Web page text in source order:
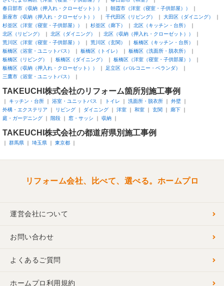
春日部市（収納（押入れ・クローゼット））
朝霞市（洋室（寝室・子供部屋））
新座市（収納（押入れ・クローゼット））
千代田区（リビング）
大田区（ダイニング）
杉並区（洋室（寝室・子供部屋））
杉並区（廊下）
北区（キッチン・台所）
北区（リビング）
北区（ダイニング）
北区（収納（押入れ・クローゼット））
荒川区（洋室（寝室・子供部屋））
荒川区（玄関）
板橋区（キッチン・台所）
板橋区（浴室・ユニットバス）
板橋区（トイレ）
板橋区（洗面所・脱衣所）
板橋区（リビング）
板橋区（ダイニング）
板橋区（洋室（寝室・子供部屋））
板橋区（収納（押入れ・クローゼット））
足立区（バルコニー・ベランダ）
三鷹市（浴室・ユニットバス）
TAKEUCHI株式会社のリフォーム箇所別施工事例
キッチン・台所 浴室・ユニットバス トイレ 洗面所・脱衣所
外壁
外構・エクステリア
リビング ダイニング 洋室 和室 玄関
廊下
庭・ガーデニング
階段 窓・サッシ 収納
TAKEUCHI株式会社の都道府県別施工事例
群馬県 埼玉県 東京都
リフォーム会社、比べて、選べる。ホームプロ
運営会社について
お問い合わせ
よくあるご質問
ホームプロ利用規約